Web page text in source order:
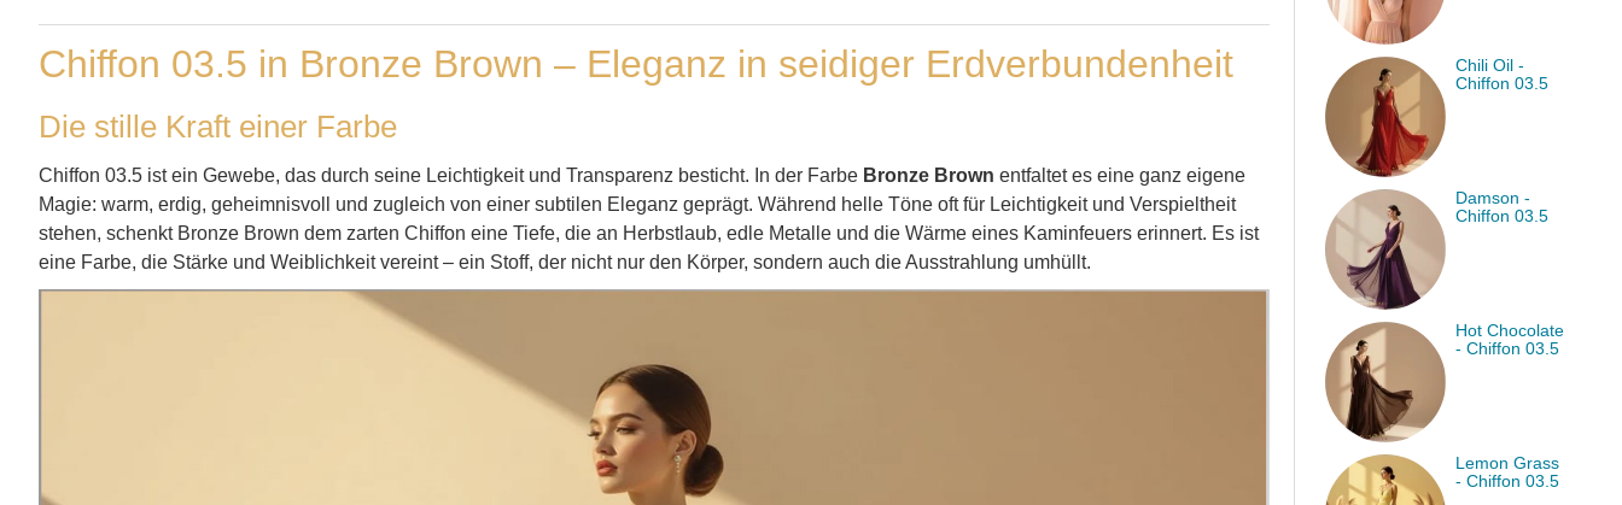
Chiffon 03.5 in Bronze Brown – Eleganz in seidiger Erdverbundenheit
Die stille Kraft einer Farbe
Chiffon 03.5 ist ein Gewebe, das durch seine Leichtigkeit und Transparenz besticht. In der Farbe Bronze Brown entfaltet es eine ganz eigene
Magie: warm, erdig, geheimnisvoll und zugleich von einer subtilen Eleganz geprägt. Während helle Töne oft für Leichtigkeit und Verspieltheit
stehen, schenkt Bronze Brown dem zarten Chiffon eine Tiefe, die an Herbstlaub, edle Metalle und die Wärme eines Kaminfeuers erinnert. Es ist
eine Farbe, die Stärke und Weiblichkeit vereint – ein Stoff, der nicht nur den Körper, sondern auch die Ausstrahlung umhüllt.
Chili Oil -
Chiffon 03.5
Damson -
Chiffon 03.5
Hot Chocolate
- Chiffon 03.5
Lemon Grass
- Chiffon 03.5